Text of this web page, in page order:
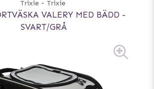
Trixie - Trixie
VALERY MED BÄDD -
SVART/GRÅ